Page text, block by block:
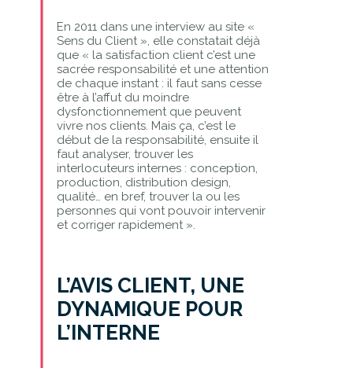
En 2011 dans une interview au site «
Sens du Client », elle constatait déjà
que « la satisfaction client c’est une
sacrée responsabilité et une attention
de chaque instant : il faut sans cesse
être à l’affut du moindre
dysfonctionnement que peuvent
vivre nos clients. Mais ça, c’est le
début de la responsabilité, ensuite il
faut analyser, trouver les
interlocuteurs internes : conception,
production, distribution design,
qualité… en bref, trouver la ou les
personnes qui vont pouvoir intervenir
et corriger rapidement ».
L’AVIS CLIENT, UNE
DYNAMIQUE POUR
L’INTERNE